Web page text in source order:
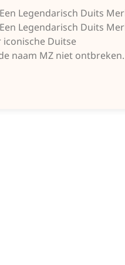
Legendarisch Duits
Legendarisch Duits
iconische Duitse
naam MZ niet ontbreken.